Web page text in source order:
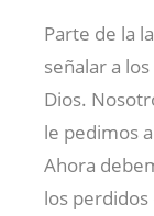
Parte de la
señalar a
Dios.
le pedimos
Ahora
los